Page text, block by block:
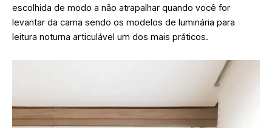
escolhida de modo a não atrapalhar quando você for
levantar da cama sendo os modelos de luminária para
leitura noturna articulável um dos mais práticos.